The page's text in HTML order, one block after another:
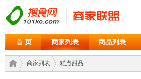
首 页 商家列表 商品列表
商家列表 糕点甜品